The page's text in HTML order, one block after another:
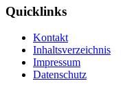
Quicklinks
Kontakt
Inhaltsverzeichnis
Impressum
Datenschutz